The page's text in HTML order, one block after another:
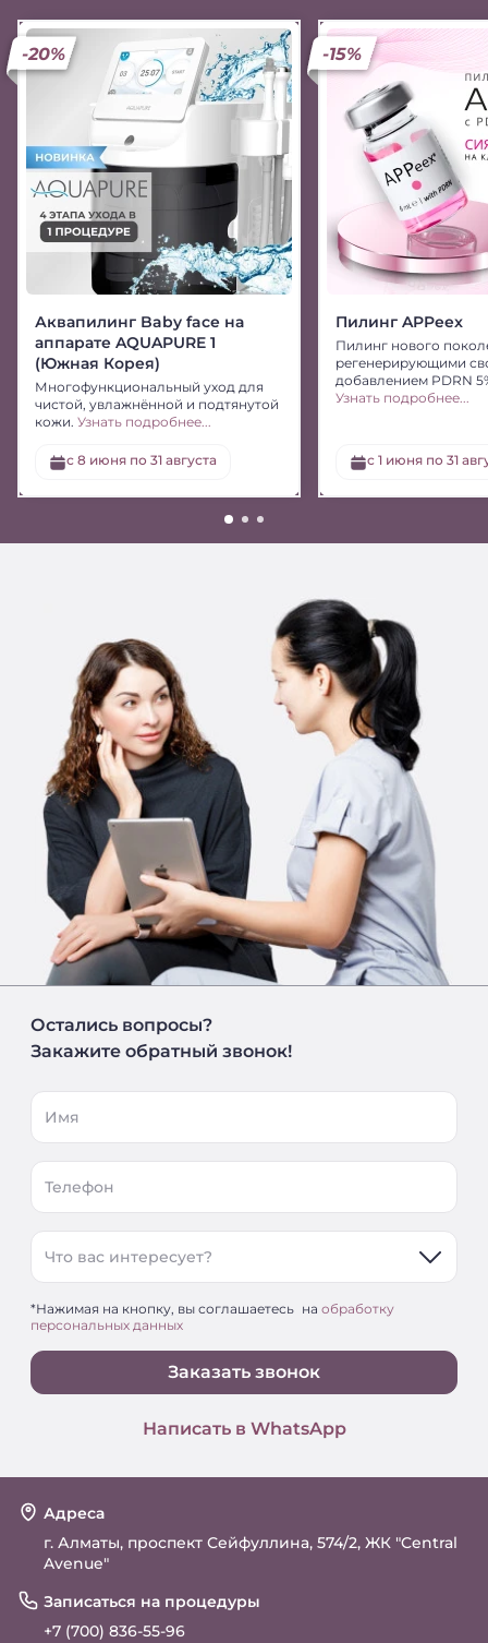
Аквапилинг Baby face на
аппарате AQUAPURE 1
(Южная Корея)
Многофункциональный уход для
чистой, увлажнённой и подтянутой
кожи. Узнать подробнее...
с 8 июня по 31 августа
-20%
Пилинг APPeex
Пилинг нового
регенерирующими
добавлением PDRN
Узнать подробнее...
c 1 июня по 31
-15%
Остались вопросы?
Закажите обратный звонок!
Имя
Телефон
Что вас интересует?
*Нажимая на кнопку, вы соглашаетесь на обработку
персональных данных
Заказать звонок
Написать в WhatsApp
Адреса
г. Алматы, проспект Сейфуллина, 574/2, ЖК "Central
Avenue"
Записаться на процедуры
+7 (700) 836-55-96